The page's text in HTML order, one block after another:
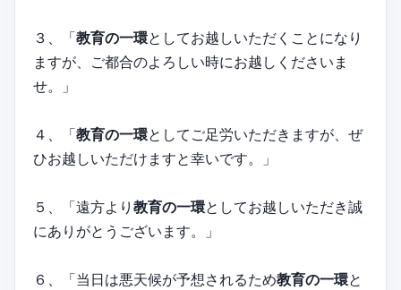
３、「教育の一環としてお越しいただくことになり
ますが、ご都合のよろしい時にお越しくださいま
せ。」
４、「教育の一環としてご足労いただきますが、ぜ
ひお越しいただけますと幸いです。」
５、「遠方より 教育の一環としてお越しいただき誠
にありがとうございます。」
６、「当日は悪天候が予想されるため教育の一環と